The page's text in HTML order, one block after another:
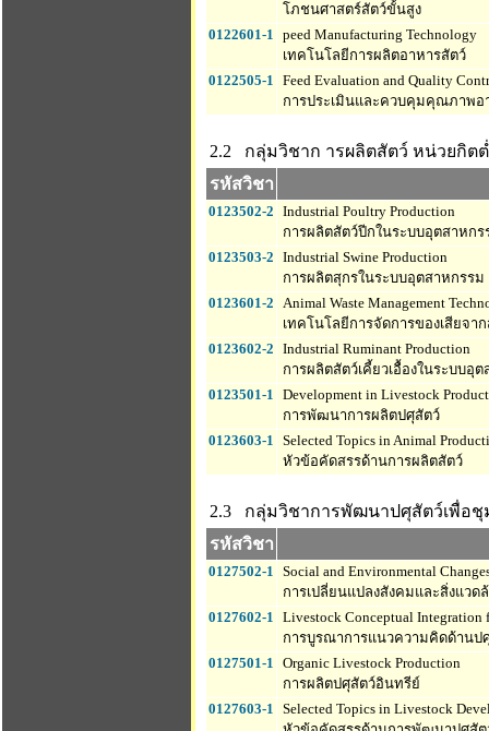
โภชนศาสตร์สัตว์ขั้นสูง
0122601-1 peed Manufacturing Technology
เทคโนโลยีการผลิตอาหารสัตว์
0122505-1 Feed Evaluation and Quality
การประเมินและควบคุมคุณภาพอ
2.2 กลุ่มวิชาก ารผลิตสัตว์ หน่วยกิต
รหัสวิชา
0123502-2 Industrial Poultry Production
การผลิตสัตว์ปีกในระบบอุตสาหกร
0123503-2 Industrial Swine Production
การผลิตสุกรในระบบอุตสาหกรรม
0123601-2 Animal Waste Management
เทคโนโลยีการจัดการของเสียจา
0123602-2 Industrial Ruminant Production
การผลิตสัตว์เคี้ยวเอื้องในระบบอุ
0123501-1 Development in Livestock
การพัฒนาการผลิตปศุสัตว์
0123603-1 Selected Topics in Animal
หัวข้อคัดสรรด้านการผลิตสัตว์
2.3 กลุ่มวิชาการพัฒนาปศุสัตว์เพื่อ
รหัสวิชา
0127502-1 Social and Environmental
การเปลี่ยนแปลงสังคมและสิ่งแว
0127602-1 Livestock Conceptual Integration
การบูรณาการแนวความคิดด้าน
0127501-1 Organic Livestock Production
การผลิตปศุสัตว์อินทรีย์
0127603-1 Selected Topics in Livestock